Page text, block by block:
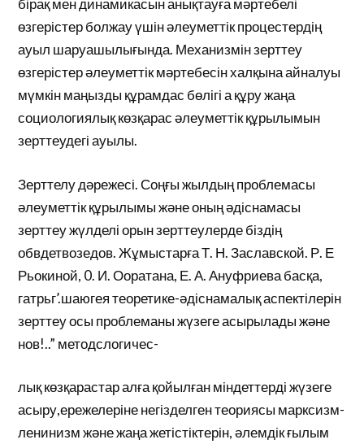
бірақ мен динамикасын анықтауға мәртебелі
өзгерістер болжау үшін әлеуметтік процестердің
ауыл шаруашылығында. Механизмін зерттеу
өзгерістер әлеуметтік мәртебесін халқына айналуы
мүмкін маңызды құрамдас бөлігі а құру жаңа
социологиялық көзқарас әлеуметтік құрылымын
зерттеудегі ауылы.
Зерттелу дәрежесі. Соңғы жылдың проблемасы
әлеуметтік құрылымы және оның әдіснамасы
зерттеу жүлделі орын зерттеулерде біздің
обвдетвозедов. Жұмыстарға Т. Н. Заславской. Р. Е
Рьокиной, 0. И. Ооратана, Е. А. Ануфриева басқа,
гатрьг’.шаюгея теоретике-әдіснамалық аспектілерін
зерттеу осы проблеманы жүзеге асырылады және
нов!..” методслогичес-
лық көзқарастар алға қойылған міндеттерді жүзеге
асыру,ережелеріне негізделген теориясы марксизм-
ленинизм және жаңа жетістіктерін, әлемдік ғылым